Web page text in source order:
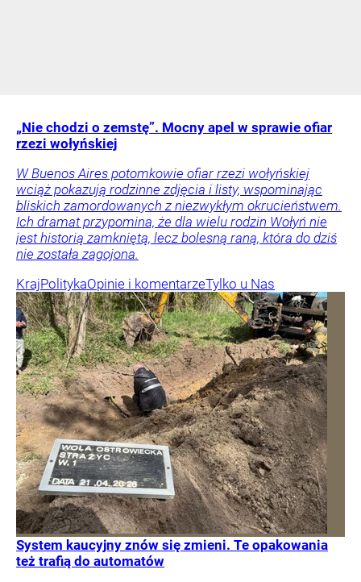
„Nie chodzi o zemstę”. Mocny apel w sprawie ofiar
rzezi wołyńskiej
W Buenos Aires potomkowie ofiar rzezi wołyńskiej
wciąż pokazują rodzinne zdjęcia i listy, wspominając
bliskich zamordowanych z niezwykłym okrucieństwem.
Ich dramat przypomina, że dla wielu rodzin Wołyń nie
jest historią zamkniętą, lecz bolesną raną, która do dziś
nie została zagojona.
KrajPolitykaOpinie i komentarzeTylko u Nas
System kaucyjny znów się zmieni. Te opakowania
też trafią do automatów